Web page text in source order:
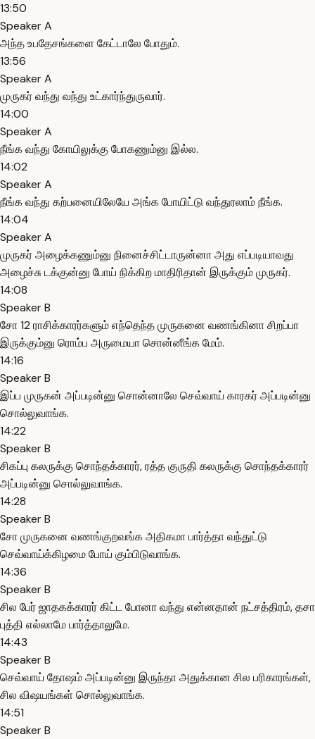
13:50
Speaker A
அந்த உபதேசங்களை கேட்டாலே போதும்.
13:56
Speaker A
முருகர் வந்து வந்து உட்கார்ந்துருவார்.
14:00
Speaker A
நீங்க வந்து கோயிலுக்கு போகணும்னு இல்ல.
14:02
Speaker A
நீங்க வந்து கற்பனையிலேயே அங்க போயிட்டு வந்துரலாம் நீங்க.
14:04
Speaker A
முருகர் அழைக்கணும்னு நினைச்சிட்டாருன்னா அது எப்படியாவது
அழைச்சு டக்குன்னு போய் நிக்கிற மாதிரிதான் இருக்கும் முருகர்.
14:08
Speaker B
சோ 12 ராசிக்காரர்களும் எந்தெந்த முருகனை வணங்கினா சிறப்பா
இருக்கும்னு ரொம்ப அருமையா சொன்னீங்க மேம்.
14:16
Speaker B
இப்ப முருகன் அப்படின்னு சொன்னாலே செவ்வாய் காரகர் அப்படின்னு
சொல்லுவாங்க.
14:22
Speaker B
சிகப்பு கலருக்கு சொந்தக்காரர், ரத்த குருதி கலருக்கு சொந்தக்காரர்
அப்படின்னு சொல்லுவாங்க.
14:28
Speaker B
சோ முருகனை வணங்குறவங்க அதிகமா பார்த்தா வந்துட்டு
செவ்வாய்க்கிழமை போய் கும்பிடுவாங்க.
14:36
Speaker B
சில பேர் ஜாதகக்காரர் கிட்ட போனா வந்து என்னதான் நட்சத்திரம், தசா
புத்தி எல்லாமே பார்த்தாலுமே.
14:43
Speaker B
செவ்வாய் தோஷம் அப்படின்னு இருந்தா அதுக்கான சில பரிகாரங்கள்,
சில விஷயங்கள் சொல்லுவாங்க.
14:51
Speaker B